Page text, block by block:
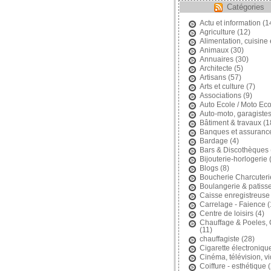
Catégories
Actu et information
Agriculture (12)
Alimentation, cuisine
Animaux(30)
Annuaires(30)
Architecte (5)
Artisans(57)
Arts et culture (7)
Associations(9)
Auto Ecole / Moto
Auto-moto, garagistes
Bâtiment & travaux
Banques et
Bardage (4)
Bars & Discothèques
Bijouterie-horlogerie
Blogs(8)
Boucherie
Boulangerie &
Caisse enregistreuse
Carrelage - Faience
Centre de loisirs(4)
Chauffage & Poeles,
(11)
chauffagiste (28)
Cigarette
Cinéma, télévision,
Coiffure - esthétique